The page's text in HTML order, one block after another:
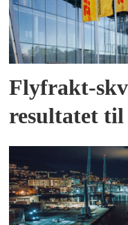
Flyfrakt-
resultatet